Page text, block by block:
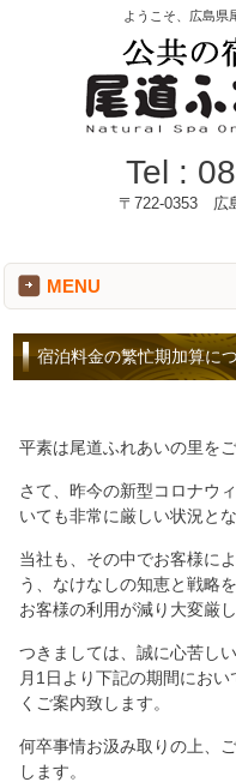
ようこそ、広島県
Tel :
〒722-0353 広
MENU
宿泊料金の繁忙期加算に
平素は尾道ふれあいの里を
さて、昨今の新型コロナウ
いても非常に厳しい状況と
当社も、その中でお客様に
う、なけなしの知恵と戦略
お客様の利用が減り大変厳
つきましては、誠に心苦し
月1日より下記の期間にお
くご案内致します。
何卒事情お汲み取りの上、
します。